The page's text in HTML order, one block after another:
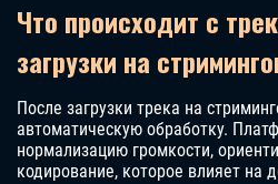
Что происходит с
загрузки на
После загрузки трека на
автоматическую обработку.
нормализацию громкости,
кодирование, которое влияет на